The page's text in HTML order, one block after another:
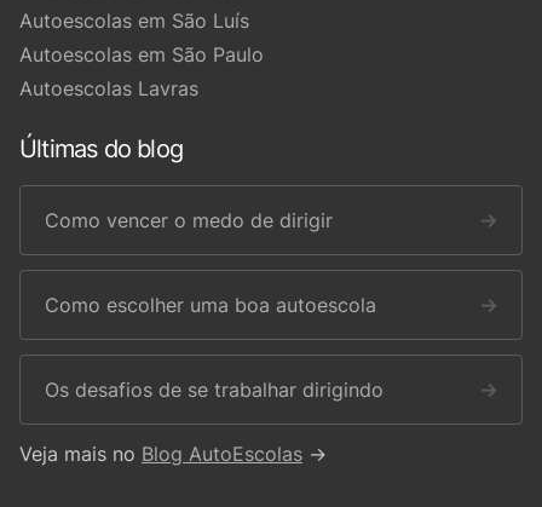
Autoescolas em São Luís
Autoescolas em São Paulo
Autoescolas Lavras
Últimas do blog
Como vencer o medo de dirigir →
Como escolher uma boa autoescola →
Os desafios de se trabalhar dirigindo →
Veja mais no Blog AutoEscolas →